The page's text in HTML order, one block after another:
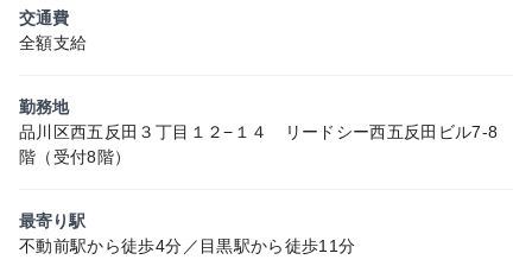
交通費
全額支給
勤務地
品川区西五反田３丁目１２−１４ リードシー西五反田ビル7-8
階（受付8階）
最寄り駅
不動前駅から徒歩4分／目黒駅から徒歩11分